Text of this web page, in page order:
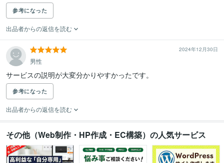
参考になった
出品者からの返信を読む
2024年12月30日
男性
サービスの説明が大変分かりやすかったです。
参考になった
出品者からの返信を読む
その他（Web制作・HP作成・EC構築）の人気サービス